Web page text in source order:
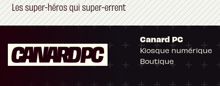
Les super-héros qui super-errent
Canard PC
Kiosque numérique
Boutique